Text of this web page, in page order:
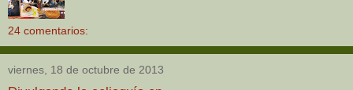
24 comentarios:
viernes, 18 de octubre de 2013